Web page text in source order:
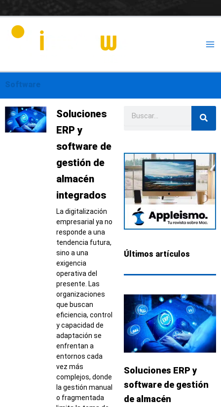
Software
Soluciones
ERP y
software de
gestión de
almacén
integrados
La digitalización
empresarial ya no
responde a una
tendencia futura,
sino a una
exigencia
operativa del
presente. Las
organizaciones
que buscan
eficiencia, control
y capacidad de
adaptación se
enfrentan a
entornos cada
vez más
complejos, donde
la gestión manual
o fragmentada
PáginaPáginaPáginaPágina
Página
Últimos artículos
Soluciones ERP y
software de gestión
de almacén